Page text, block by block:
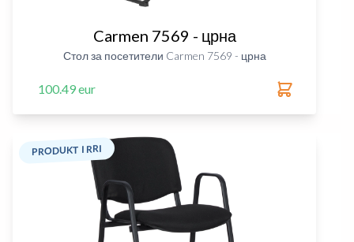
Carmen 7569 - црна
Стол за посетители Carmen 7569 - црна
100.49 eur
PRODUKT I RRI